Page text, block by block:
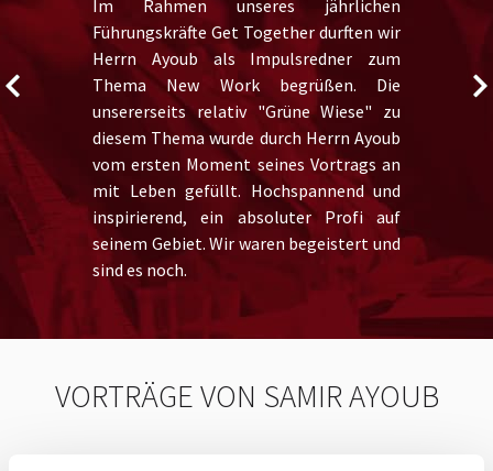
Im Rahmen unseres jährlichen
Führungskräfte Get Together durften wir
Herrn Ayoub als Impulsredner zum
Thema New Work begrüßen. Die
unsererseits relativ "Grüne Wiese" zu
diesem Thema wurde durch Herrn Ayoub
vom ersten Moment seines Vortrags an
mit Leben gefüllt. Hochspannend und
inspirierend, ein absoluter Profi auf
seinem Gebiet. Wir waren begeistert und
sind es noch.
VORTRÄGE VON SAMIR AYOUB